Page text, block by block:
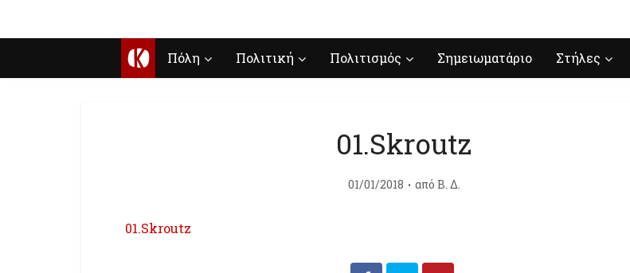
Κ Πόλη Πολιτική Πολιτισμός Σημειωματάριο Στήλες
01.Skroutz
01/01/2018 από Β. Δ.
01.Skroutz